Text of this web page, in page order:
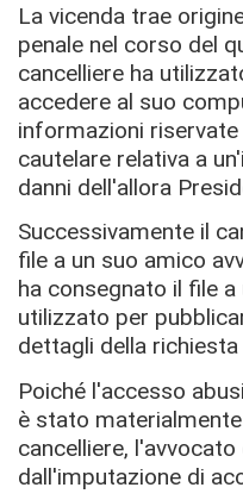
La vicenda trae
penale nel corso del
cancelliere ha
accedere al suo
informazioni
cautelare relativa a
danni dell'allora
Successivamente il
file a un suo amico
ha consegnato il file
utilizzato per
dettagli della richiesta
Poiché l'accesso
è stato
cancelliere,
dall'imputazione di